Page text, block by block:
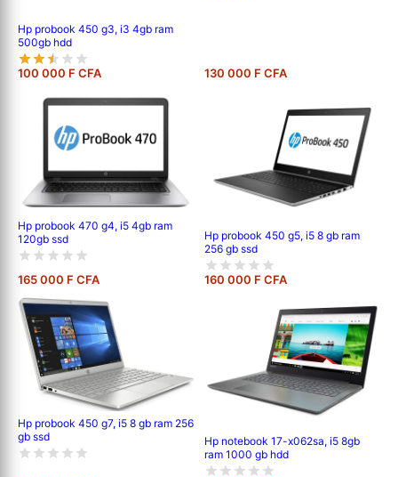
Hp probook 450 g3, i3 4gb ram
500gb hdd
100 000 F CFA 130 000 F CFA
Hp probook 470 g4, i5 4gb ram
120gb ssd
165 000 F CFA
Hp probook 450 g5, i5 8 gb ram
256 gb ssd
160 000 F CFA
Hp probook 450 g7, i5 8 gb ram 256
gb ssd
Hp notebook 17-x062sa, i5 8gb
ram 1000 gb hdd